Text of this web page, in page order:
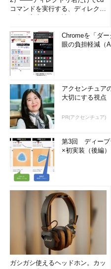
コマンドを実行する、ディレクト
Chromeを「ダ
眼の負担軽減（
アクセンチュア
大切にする視点
PR(アクセンチュア)
第3回 ディープ
×初実装（後編
ガシガシ使えるヘッドホン。カッ